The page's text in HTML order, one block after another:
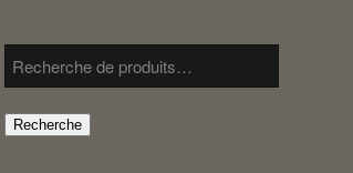
Recherche